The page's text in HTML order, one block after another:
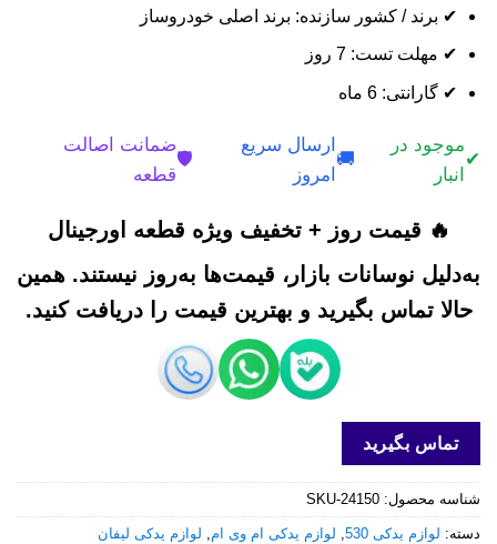
✔ برند / کشور سازنده: برند اصلی خودروساز
✔ مهلت تست: 7 روز
✔ گارانتی: 6 ماه
✔
موجود در
انبار
🚚
ارسال سریع
امروز
🛡️
ضمانت اصالت
قطعه
🔥 قیمت روز + تخفیف ویژه قطعه اورجینال
به‌دلیل نوسانات بازار، قیمت‌ها به‌روز نیستند. همین
حالا تماس بگیرید و بهترین قیمت را دریافت کنید.
تماس بگیرید
شناسه محصول: SKU-24150
دسته: لوازم یدکی 530 , لوازم یدکی ام وی ام, لوازم یدکی لیفان